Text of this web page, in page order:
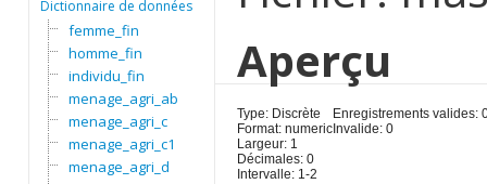
Dictionnaire de données
femme_fin
homme_fin
individu_fin
menage_agri_ab
menage_agri_c
menage_agri_c1
menage_agri_d
Aperçu
Type: Discrète
Format: numeric
Largeur: 1
Décimales: 0
Intervalle: 1-2
Enregistrements valides:
Invalide: 0